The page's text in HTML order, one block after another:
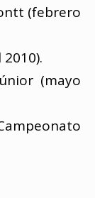
(febrero
(mayo